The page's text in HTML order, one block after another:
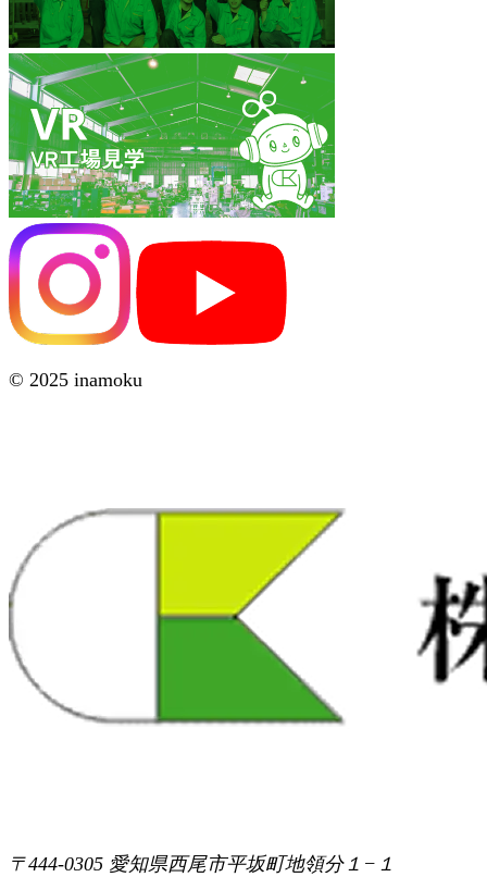
© 2025 inamoku
〒444-0305 愛知県西尾市平坂町地領分１−１